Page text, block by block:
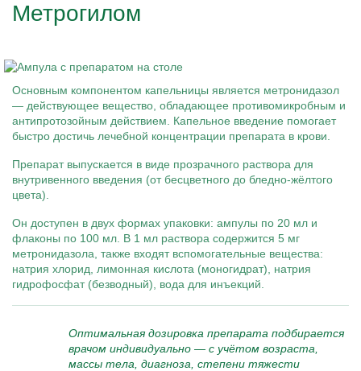
Метрогилом
Основным компонентом капельницы является метронидазол
— действующее вещество, обладающее противомикробным и
антипротозойным действием. Капельное введение помогает
быстро достичь лечебной концентрации препарата в крови.
Препарат выпускается в виде прозрачного раствора для
внутривенного введения (от бесцветного до бледно-жёлтого
цвета).
Он доступен в двух формах упаковки: ампулы по 20 мл и
флаконы по 100 мл. В 1 мл раствора содержится 5 мг
метронидазола, также входят вспомогательные вещества:
натрия хлорид, лимонная кислота (моногидрат), натрия
гидрофосфат (безводный), вода для инъекций.
Оптимальная дозировка препарата подбирается
врачом индивидуально — с учётом возраста,
массы тела, диагноза, степени тяжести